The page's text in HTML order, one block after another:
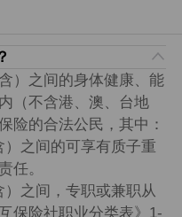
）之间的身体健康、能
（不含港、澳、台地
险的合法公民，其中：
之间的可享有质子重
任。
之间，专职或兼职从
保险社职业分类表》1-